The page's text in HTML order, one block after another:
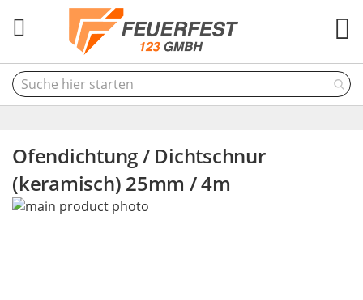
Ofendichtung / Dichtschnur
(keramisch) 25mm / 4m
Skip